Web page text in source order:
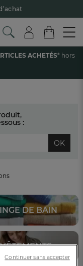
!
Alma
15€ !
Je
achetés !
ACHETÉS* hors
cm
CM
:
OK
DE BAIN
VÊTEMENTS
Continuer sans accepter